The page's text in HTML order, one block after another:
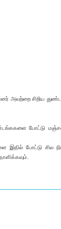
அவற்றை சிறிய
போட்டு
இதில் போட்டு சில